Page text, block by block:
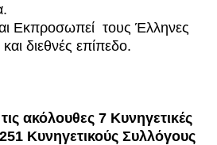
Εκπροσωπεί τους Έλληνες
διεθνές επίπεδο.
ακόλουθες 7 Κυνηγετικές
Κυνηγετικούς Συλλόγους